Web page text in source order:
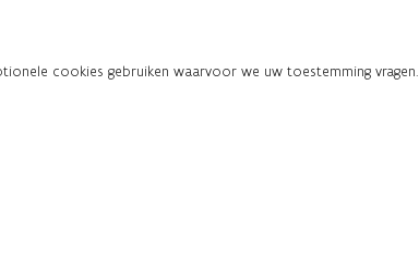
cookies gebruiken waarvoor we uw toestemming vragen.